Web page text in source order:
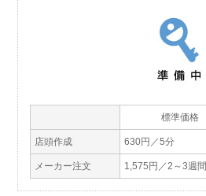
標準価格
店頭作成 630円／5分
メーカー注文 1,575円／2～3週間